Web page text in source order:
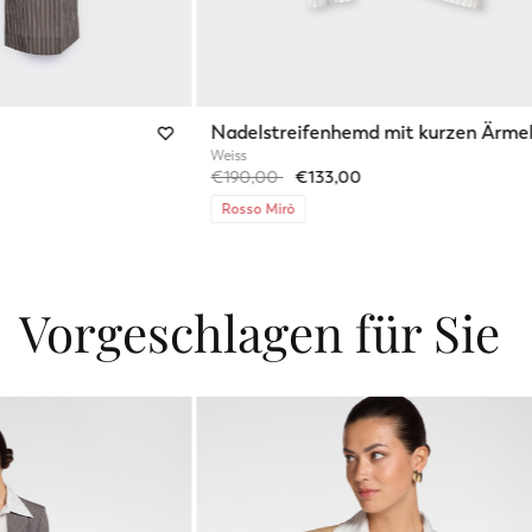
Nadelstreifenhemd mit kurzen
Weiss
Price reduced from
€190,00to€133,00
Rosso Mirò
Vorgeschlagen für Sie